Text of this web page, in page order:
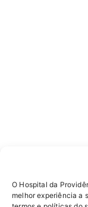
O Hospital da
melhor experiência a